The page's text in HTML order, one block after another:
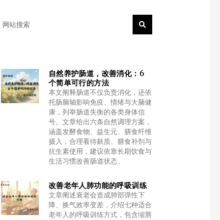
自然养护肠道，改善消化：6
个简单可行的方法
本文阐释肠道不仅负责消化，还依
托肠脑轴影响免疫、情绪与大脑健
康，列举肠道失衡的各类身体信
号。文章给出六条自然调理方案，
涵盖发酵食物、益生元、膳食纤维
摄入，合理看待麸质、膳食补剂与
抗生素使用，建议依靠长期饮食与
生活习惯改善肠道状态。
改善老年人肺功能的呼吸训练
文章阐述衰老会造成肺部弹性下
降、换气效率变差，介绍七种适合
老年人的呼吸训练方式，包含缩唇